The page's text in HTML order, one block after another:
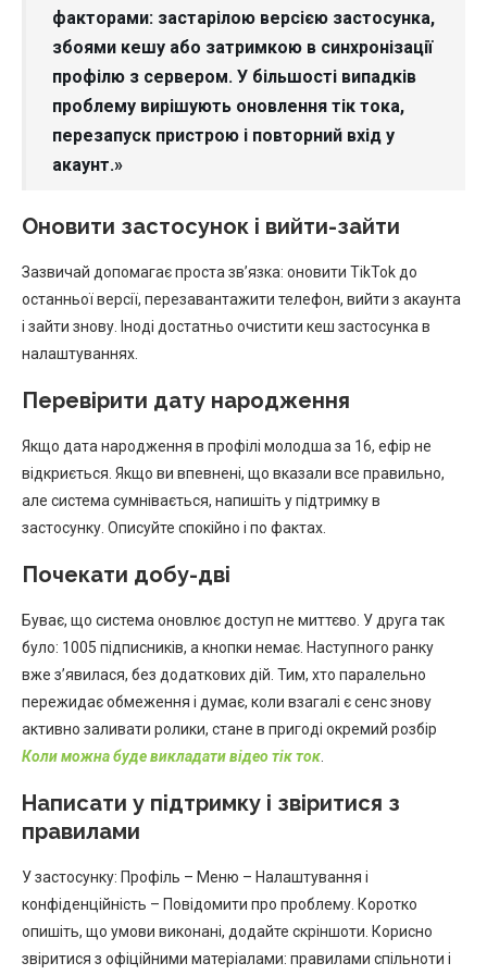
факторами: застарілою версією застосунка,
збоями кешу або затримкою в синхронізації
профілю з сервером. У більшості випадків
проблему вирішують оновлення тік тока,
перезапуск пристрою і повторний вхід у
акаунт.»
Оновити застосунок і вийти-зайти
Зазвичай допомагає проста зв’язка: оновити TikTok до
останньої версії, перезавантажити телефон, вийти з акаунта
і зайти знову. Іноді достатньо очистити кеш застосунка в
налаштуваннях.
Перевірити дату народження
Якщо дата народження в профілі молодша за 16, ефір не
відкриється. Якщо ви впевнені, що вказали все правильно,
але система сумнівається, напишіть у підтримку в
застосунку. Описуйте спокійно і по фактах.
Почекати добу-дві
Буває, що система оновлює доступ не миттєво. У друга так
було: 1005 підписників, а кнопки немає. Наступного ранку
вже з’явилася, без додаткових дій. Тим, хто паралельно
пережидає обмеження і думає, коли взагалі є сенс знову
активно заливати ролики, стане в пригоді окремий розбір
Коли можна буде викладати відео тік ток
Написати у підтримку і звіритися з
правилами
У застосунку: Профіль – Меню – Налаштування і
конфіденційність – Повідомити про проблему. Коротко
опишіть, що умови виконані, додайте скріншоти. Корисно
звіритися з офіційними матеріалами: правилами спільноти і